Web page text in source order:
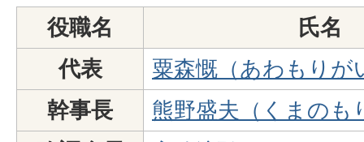
役職名
氏名
代表
粟森慨（あわもりが
幹事長
熊野盛夫（くまのも